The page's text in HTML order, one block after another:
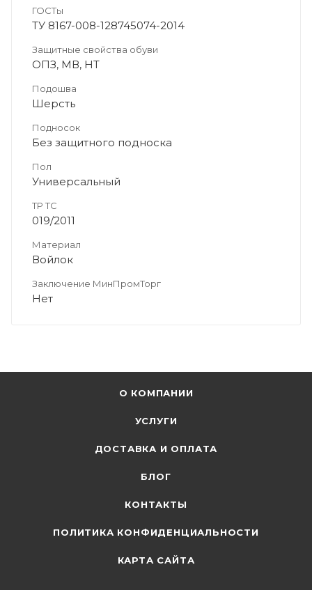
ГОСТы
ТУ 8167-008-128745074-2014
Защитные свойства обуви
ОПЗ, МВ, НТ
Подошва
Шерсть
Подносок
Без защитного подноска
Пол
Универсальный
ТР ТС
019/2011
Материал
Войлок
Заключение МинПромТорг
Нет
О КОМПАНИИ
УСЛУГИ
ДОСТАВКА И ОПЛАТА
БЛОГ
КОНТАКТЫ
ПОЛИТИКА КОНФИДЕНЦИАЛЬНОСТИ
КАРТА САЙТА